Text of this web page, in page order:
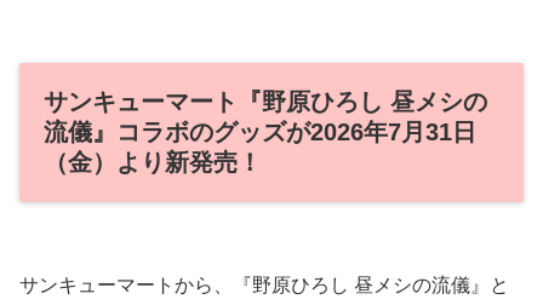
サンキューマート『野原ひろし 昼メシの
流儀』コラボのグッズが2026年7月31日
（金）より新発売！
サンキューマートから、『野原ひろし 昼メシの流儀』と